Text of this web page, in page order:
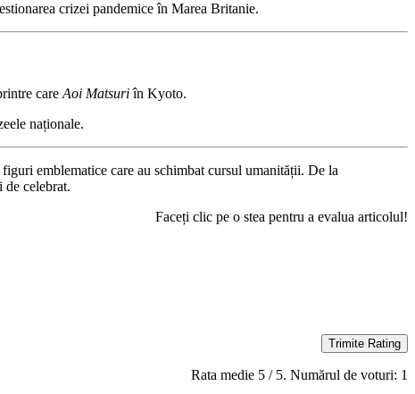
crizei pandemice în Marea Britanie.
careAoi Matsuriîn Kyoto.
naționale.
emblematice care au schimbat cursul umanității. De la
celebrat.
Faceți clic pe o stea pentru a evalua articolul!
Trimite Rating
Rata medie 5 / 5. Numărul de voturi: 1